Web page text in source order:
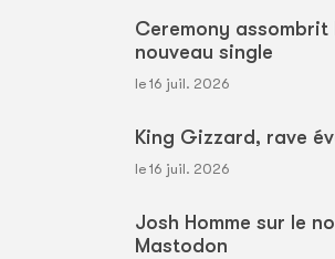
Ceremony assombrit
nouveau single
le 16 juil. 2026
King Gizzard, rave
le 16 juil. 2026
Josh Homme sur le
Mastodon